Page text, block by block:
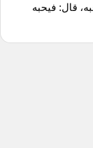
قال: فيحبه